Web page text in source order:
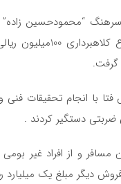
“محمودحسين
محمودآباد مبني
گرفت.
فتا با انجام تحقيقات
ضربتي دستگير کردند .
مسافر و از افراد